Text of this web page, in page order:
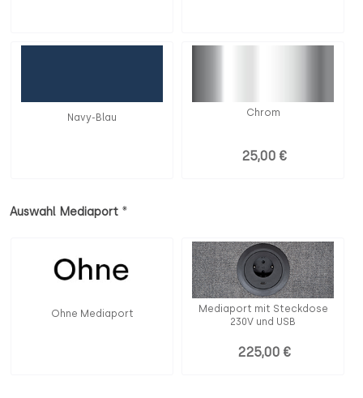
Navy-Blau Chrom
25,00 €
Auswahl Mediaport *
Ohne Mediaport
Mediaport mit Steckdose
230V und USB
225,00 €